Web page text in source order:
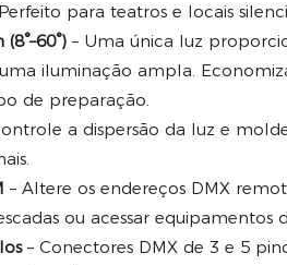
para teatros e locais
– Uma única luz
iluminação ampla.
de preparação.
a dispersão da luz e
– Altere os endereços DMX
ou acessar equipamentos
– Conectores DMX de 3 e 5